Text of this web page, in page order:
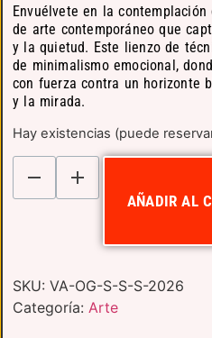
Envuélvete en la contemplación
de arte contemporáneo que
y la quietud. Este lienzo de
de minimalismo emocional,
con fuerza contra un horizonte
y la mirada.
Hay existencias (puede
AÑADIR AL
SKU: VA-OG-S-S-S-2026
Categoría: Arte